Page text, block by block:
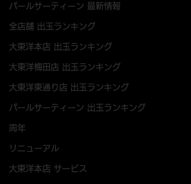
パールサーティーン 最新情報
全店舗 出玉ランキング
大東洋本店 出玉ランキング
大東洋梅田店 出玉ランキング
大東洋東通り店 出玉ランキング
パールサーティーン 出玉ランキング
周年
リニューアル
大東洋本店 サービス